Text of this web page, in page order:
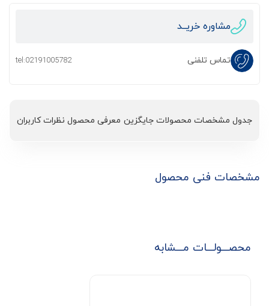
مشاوره خریــد
تماس تلفنی tel:02191005782
جدول مشخصات محصولات جایگزین معرفی محصول نظرات کاربران
مشخصات فنی محصول
محصـــولـــات مـــشابه